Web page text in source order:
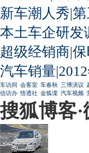
新车潮人秀|
本土车企研发
超级经销商|
汽车销量|
车访间 会客室 车春秋 三博演议
信访办 悟透社 金狐谍 汽车视频
搜狐博客